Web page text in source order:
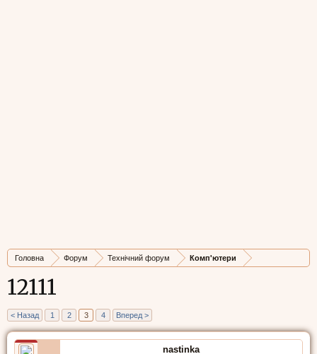
Головна Форум Технічний форум Комп'ютери
12111
< Назад 1 2 3 4 Вперед >
nastinka